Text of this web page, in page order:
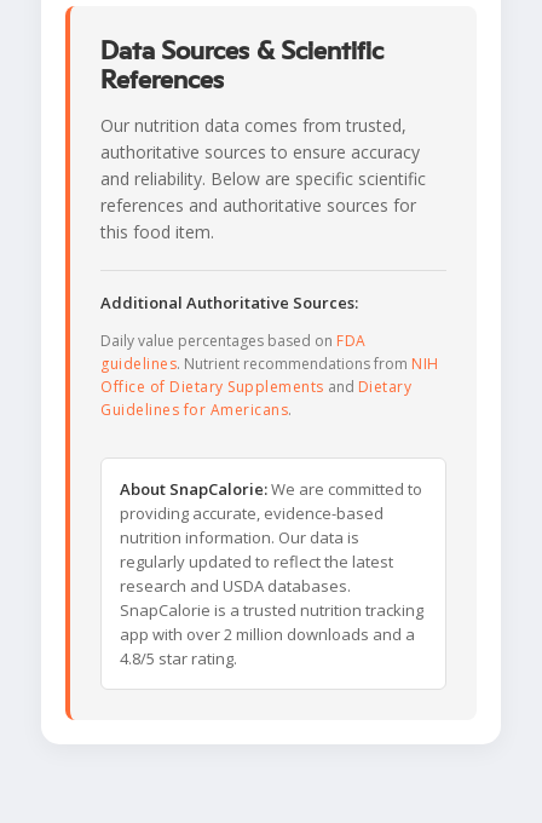
Data Sources & Scientific
References
Our nutrition data comes from trusted,
authoritative sources to ensure accuracy
and reliability. Below are specific scientific
references and authoritative sources for
this food item.
Additional Authoritative Sources:
Daily value percentages based on FDA
guidelines. Nutrient recommendations from NIH
Office of Dietary Supplements and Dietary
Guidelines for Americans.
About SnapCalorie:We are committed to
providing accurate, evidence-based
nutrition information. Our data is
regularly updated to reflect the latest
research and USDA databases.
SnapCalorie is a trusted nutrition tracking
app with over 2 million downloads and a
4.8/5 star rating.